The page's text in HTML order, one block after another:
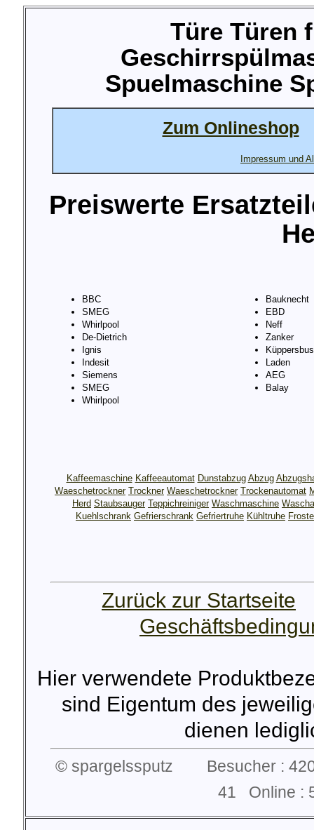
Türe Türen
Spuelmaschine
Zum Onlineshop
Impressum und
Preiswerte
BBC
SMEG
Whirlpool
De-Dietrich
Ignis
Indesit
Siemens
SMEG
Whirlpool
Bauknecht
EBD
Neff
Zanker
Laden
AEG
Balay
Kaffeemaschine Kaffeeautomat Dunstabzug Abzug
Waeschetrockner Trockner Waeschetrockner Trockenautomat
Herd Staubsauger Teppichreiniger Waschmaschine
Kuehlschrank Gefrierschrank Gefriertruhe Kühltruhe
Zurück zur Startseite
Hier verwendete
sind Eigentum des
dienen
© spargelssputz Besucher :
41 Online